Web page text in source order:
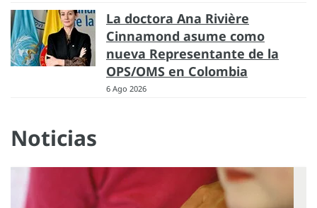
La doctora Ana Rivière
Cinnamond asume como
nueva Representante de la
OPS/OMS en Colombia
6 Ago 2026
Noticias